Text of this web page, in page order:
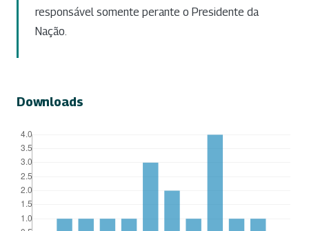
responsável somente perante o Presidente da
Nação.
Downloads